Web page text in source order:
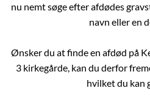
nu nemt søge efter afdødes
navn eller en
Ønsker du at finde en afdød på
3 kirkegårde, kan du derfor
hvilket du kan